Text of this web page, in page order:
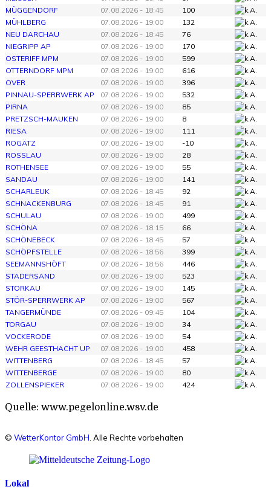
MÜGGENDORF
07.08.2026 - 18:45
100
MÜHLBERG
07.08.2026 - 19:00
132
NEU DARCHAU
07.08.2026 - 18:45
76
NIEGRIPP AP
07.08.2026 - 19:00
170
OSTERIFF MPM
07.08.2026 - 19:00
599
OTTERNDORF MPM
07.08.2026 - 19:00
616
OVER
07.08.2026 - 19:00
396
PINNAU-SPERRWERK AP
07.08.2026 - 19:00
532
PIRNA
07.08.2026 - 19:00
85
PRETZSCH-MAUKEN
07.08.2026 - 19:00
8
RIESA
07.08.2026 - 19:00
111
ROGÄTZ
07.08.2026 - 19:00
-10
ROSSLAU
07.08.2026 - 19:00
28
ROTHENSEE
07.08.2026 - 19:00
55
SANDAU
07.08.2026 - 19:00
141
SCHARLEUK
07.08.2026 - 18:45
92
SCHNACKENBURG
07.08.2026 - 18:45
91
SCHULAU
07.08.2026 - 19:00
499
SCHÖNA
07.08.2026 - 18:15
66
SCHÖNEBECK
07.08.2026 - 18:45
57
SCHÖPFSTELLE
07.08.2026 - 18:56
399
SEEMANNSHÖFT
07.08.2026 - 18:56
446
STADERSAND
07.08.2026 - 19:00
523
STORKAU
07.08.2026 - 19:00
145
STÖR-SPERRWERK AP
07.08.2026 - 19:00
567
TANGERMÜNDE
07.08.2026 - 09:45
104
TORGAU
07.08.2026 - 19:00
34
VOCKERODE
07.08.2026 - 19:00
54
WEHR GEESTHACHT UP
07.08.2026 - 19:00
458
WITTENBERG
07.08.2026 - 18:45
57
WITTENBERGE
07.08.2026 - 19:00
80
ZOLLENSPIEKER
07.08.2026 - 19:00 424
Quelle: www.pegelonline.wsv.de
© WetterKontor GmbH . Alle Rechte vorbehalten
Lokal